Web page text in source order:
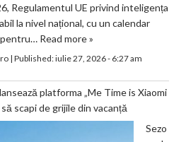
Regulamentul UE privind inteligența
la nivel național, cu un calendar
Read more »
| Published:iulie 27, 2026 - 6:27 am
platforma „Me Time is Xiaomi
scapi de grijile din vacanță
Sezo